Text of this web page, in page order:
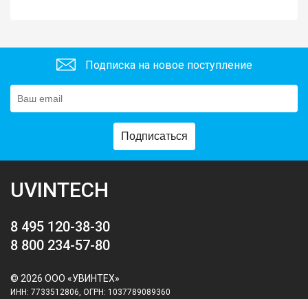
Подписка на новое поступление
Подписаться
UVINTECH
8 495 120-38-30
8 800 234-57-80
© 2026 ООО «УВИНТЕХ»
ИНН: 7733512806, ОГРН: 1037789089360